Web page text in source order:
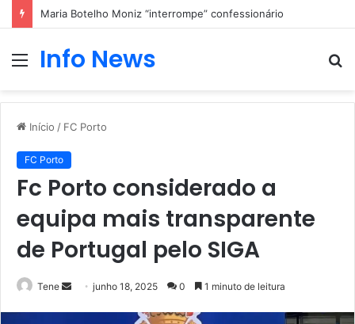
Maria Botelho Moniz “interrompe” confessionário
Menu
Info News
Início / FC Porto
FC Porto
Fc Porto considerado a
equipa mais transparente
de Portugal pelo SIGA
Tene
Mandejunho 18, 2025 0 1 minuto de leitura